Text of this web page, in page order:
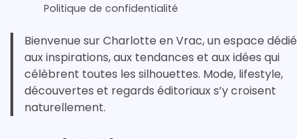
Politique de confidentialité
Bienvenue sur Charlotte en Vrac, un espace dédié
aux inspirations, aux tendances et aux idées qui
célèbrent toutes les silhouettes. Mode, lifestyle,
découvertes et regards éditoriaux s’y croisent
naturellement.